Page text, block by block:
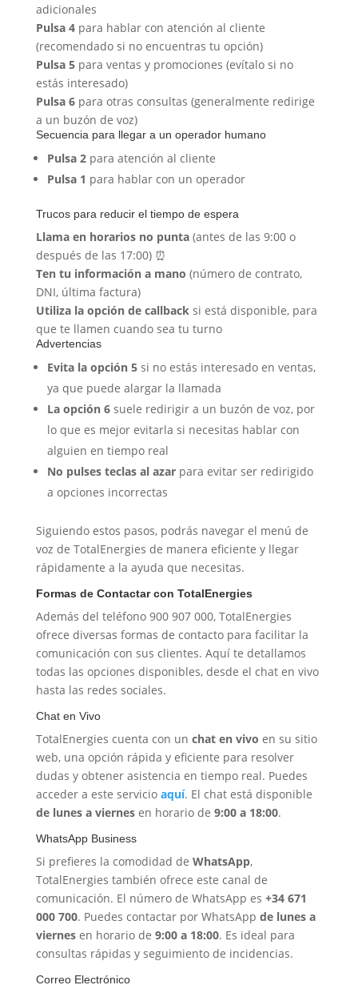
adicionales
Pulsa 4para hablar con atención al cliente
(recomendado si no encuentras tu opción) ️
Pulsa 5para ventas y promociones (evítalo si no
estás interesado)
Pulsa 6para otras consultas (generalmente redirige
a un buzón de voz)
Secuencia para llegar a un operador humano
Pulsa 2para atención al cliente
Pulsa 1 para hablar con un operador
Trucos para reducir el tiempo de espera
Llama en horarios no punta(antes de las 9:00 o
después de las 17:00) ⏰
Ten tu información a mano (número de contrato,
DNI, última factura)
Utiliza la opción de callbacksi está disponible, para
que te llamen cuando sea tu turno
Advertencias
Evita la opción 5si no estás interesado en ventas,
ya que puede alargar la llamada
La opción 6suele redirigir a un buzón de voz, por
lo que es mejor evitarla si necesitas hablar con
alguien en tiempo real
No pulses teclas al azarpara evitar ser redirigido
a opciones incorrectas
Siguiendo estos pasos, podrás navegar el menú de
voz de TotalEnergies de manera eficiente y llegar
rápidamente a la ayuda que necesitas.
Formas de Contactar con TotalEnergies
Además del teléfono 900 907 000, TotalEnergies
ofrece diversas formas de contacto para facilitar la
comunicación con sus clientes. Aquí te detallamos
todas las opciones disponibles, desde el chat en vivo
hasta las redes sociales.
Chat en Vivo
TotalEnergies cuenta con un chat en vivo en su sitio
web, una opción rápida y eficiente para resolver
dudas y obtener asistencia en tiempo real. Puedes
acceder a este servicio aquí. El chat está disponible
de lunes a viernesen horario de 9:00 a 18:00.
WhatsApp Business
Si prefieres la comodidad de WhatsApp,
TotalEnergies también ofrece este canal de
comunicación. El número de WhatsApp es +34 671
000 700. Puedes contactar por WhatsApp de lunes a
viernesen horario de 9:00 a 18:00. Es ideal para
consultas rápidas y seguimiento de incidencias.
Correo Electrónico